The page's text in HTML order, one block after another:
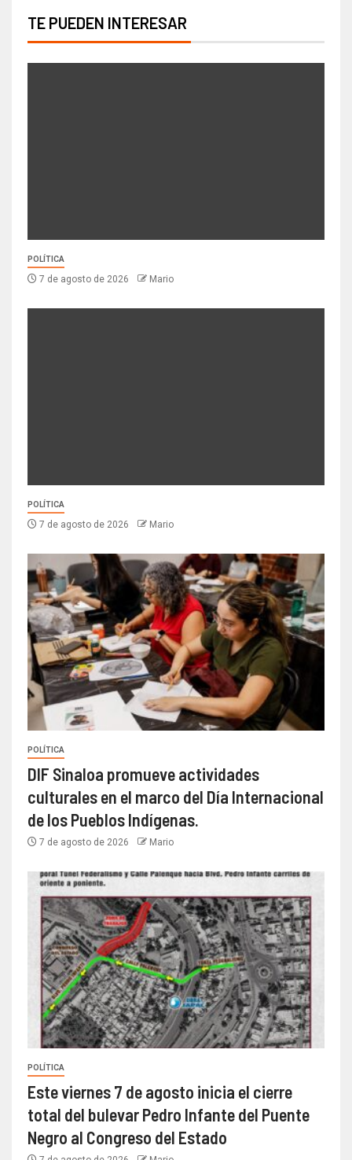
TE PUEDEN INTERESAR
POLÍTICA
7 de agosto de 2026 Mario
POLÍTICA
7 de agosto de 2026 Mario
POLÍTICA
DIF Sinaloa promueve actividades
culturales en el marco del Día Internacional
de los Pueblos Indígenas.
7 de agosto de 2026 Mario
POLÍTICA
Este viernes 7 de agosto inicia el cierre
total del bulevar Pedro Infante del Puente
Negro al Congreso del Estado